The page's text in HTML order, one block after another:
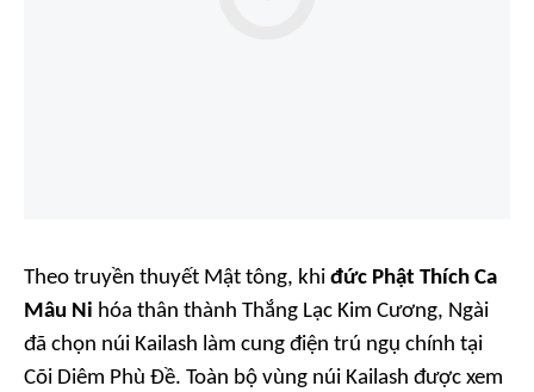
Theo truyền thuyết Mật tông, khi đức Phật Thích Ca
Mâu Ni hóa thân thành Thắng Lạc Kim Cương, Ngài
đã chọn núi Kailash làm cung điện trú ngụ chính tại
Cõi Diêm Phù Đề. Toàn bộ vùng núi Kailash được xem